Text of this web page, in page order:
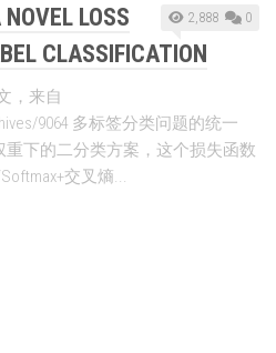
2,888 0
LOSS
CLASSIFICATION
，来自
9064 多标签分类问题的统一
重下的二分类方案，这个损失函数
交叉熵...